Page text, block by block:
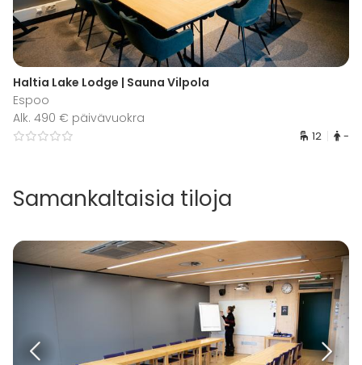
Haltia Lake Lodge | Sauna Vilpola
Espoo
Alk. 490 € päivävuokra
12 -
Samankaltaisia tiloja